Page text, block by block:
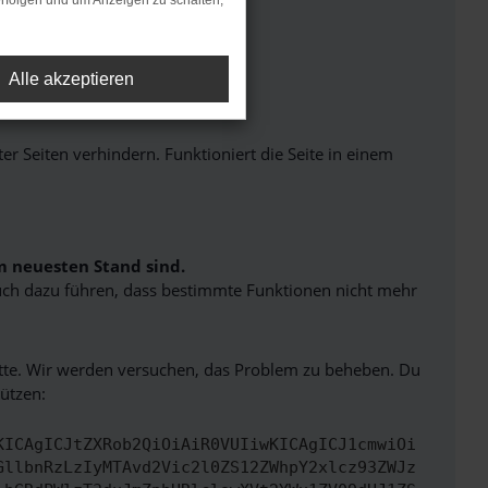
Seiten verhindern. Funktioniert die Seite in einem
neuesten Stand sind.
dazu führen, dass bestimmte Funktionen nicht mehr
Wir werden versuchen, das Problem zu beheben. Du
Alle akzeptieren